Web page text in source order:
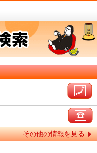
その他の情報を見る